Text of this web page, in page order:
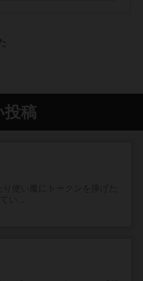
い...
ーム...